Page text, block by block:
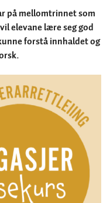
på mellomtrinnet som
elevane lære seg god
forstå innhaldet og